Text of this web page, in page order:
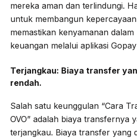
mereka aman dan terlindungi.
untuk membangun
memastikan kenyamanan
keuangan melalui aplikasi Gopay
Terjangkau: Biaya transfer
rendah.
Salah satu keunggulan “Cara
OVO” adalah biaya transfernya
terjangkau. Biaya transfer yang